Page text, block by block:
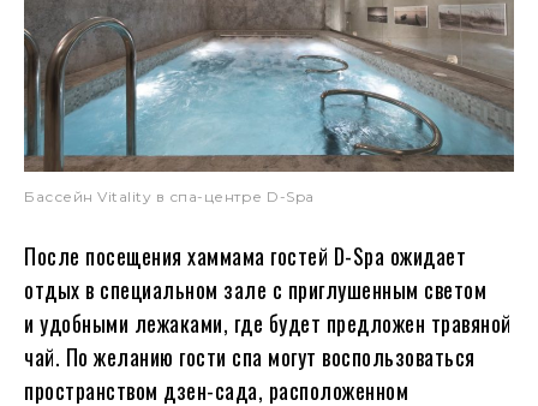
Бассейн Vitality в спа-центре D-Spa
После посещения хаммама гостей D-Spa ожидает
отдых в специальном зале с приглушенным светом
и удобными лежаками, где будет предложен травяной
чай. По желанию гости спа могут воспользоваться
пространством дзен-сада, расположенном